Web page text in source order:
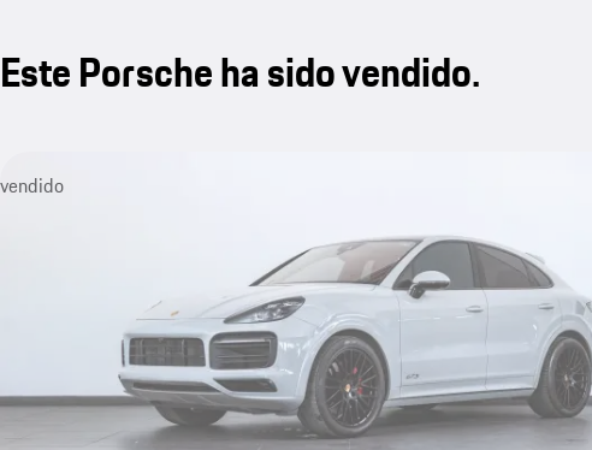
Este Porsche ha sido vendido.
vendido